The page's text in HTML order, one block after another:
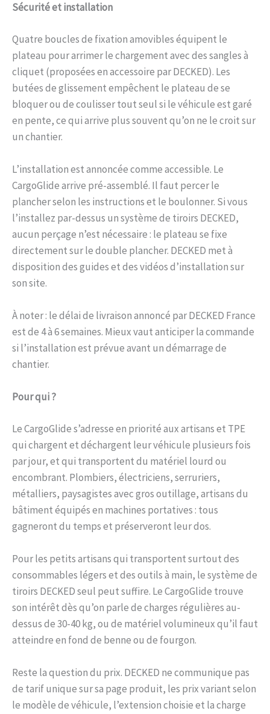
Sécurité et installation
Quatre boucles de fixation amovibles équipent le
plateau pour arrimer le chargement avec des sangles à
cliquet (proposées en accessoire par DECKED). Les
butées de glissement empêchent le plateau de se
bloquer ou de coulisser tout seul si le véhicule est garé
en pente, ce qui arrive plus souvent qu’on ne le croit sur
un chantier.
L’installation est annoncée comme accessible. Le
CargoGlide arrive pré-assemblé. Il faut percer le
plancher selon les instructions et le boulonner. Si vous
l’installez par-dessus un système de tiroirs DECKED,
aucun perçage n’est nécessaire : le plateau se fixe
directement sur le double plancher. DECKED met à
disposition des guides et des vidéos d’installation sur
son site.
À noter : le délai de livraison annoncé par DECKED France
est de 4 à 6 semaines. Mieux vaut anticiper la commande
si l’installation est prévue avant un démarrage de
chantier.
Pour qui ?
Le CargoGlide s’adresse en priorité aux artisans et TPE
qui chargent et déchargent leur véhicule plusieurs fois
par jour, et qui transportent du matériel lourd ou
encombrant. Plombiers, électriciens, serruriers,
métalliers, paysagistes avec gros outillage, artisans du
bâtiment équipés en machines portatives : tous
gagneront du temps et préserveront leur dos.
Pour les petits artisans qui transportent surtout des
consommables légers et des outils à main, le système de
tiroirs DECKED seul peut suffire. Le CargoGlide trouve
son intérêt dès qu’on parle de charges régulières au-
dessus de 30-40 kg, ou de matériel volumineux qu’il faut
atteindre en fond de benne ou de fourgon.
Reste la question du prix. DECKED ne communique pas
de tarif unique sur sa page produit, les prix variant selon
le modèle de véhicule, l’extension choisie et la charge